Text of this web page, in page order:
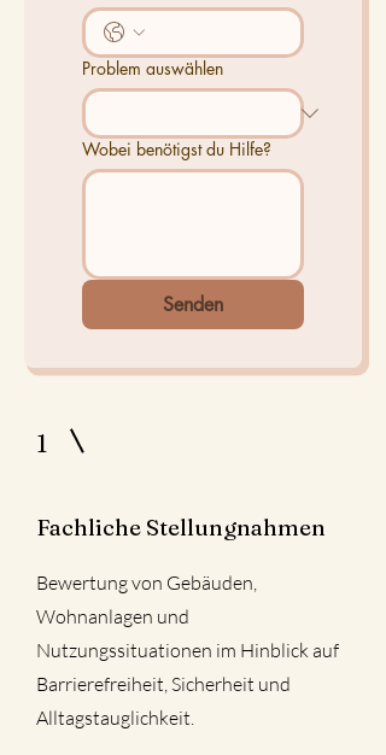
Problem auswählen
Wobei benötigst du Hilfe?
Senden
1
Fachliche Stellungnahmen
Bewertung von Gebäuden,
Wohnanlagen und
Nutzungssituationen im Hinblick auf
Barrierefreiheit, Sicherheit und
Alltagstauglichkeit.